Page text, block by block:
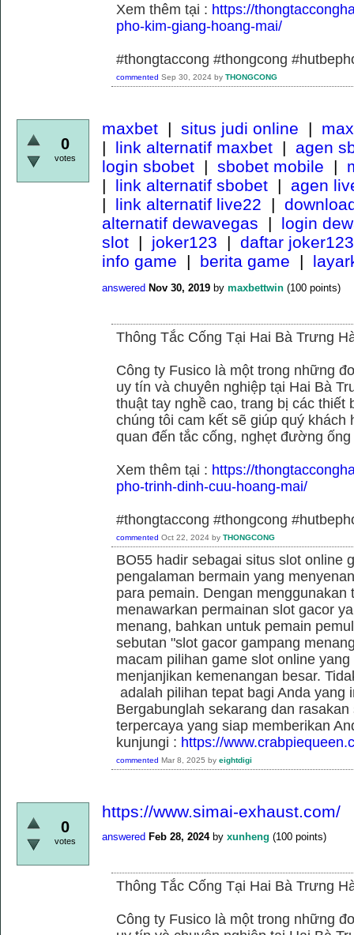
Xem thêm tại : https://
pho-kim-giang-hoang-mai/
#thongtaccong #thongcong
commented Sep 30, 2024 by THONGCONG
0
votes
maxbet | situs judi online |
| link alternatif maxbet | agen
login sbobet | sbobet mobile |
| link alternatif sbobet | agen
| link alternatif live22 |
alternatif dewavegas | login
slot | joker123 | daftar joker123
info game | berita game |
answered Nov 30, 2019 by maxbettwin (100 points)
Thông Tắc Cống Tại Hai Bà Trưng
Công ty Fusico là một trong những
uy tín và chuyên nghiệp tại Hai Bà
thuật tay nghề cao, trang bị các thiết
chúng tôi cam kết sẽ giúp quý
quan đến tắc cống, nghẹt đường
Xem thêm tại : https://
pho-trinh-dinh-cuu-hoang-mai/
#thongtaccong #thongcong
commented Oct 22, 2024 by THONGCONG
BO55 hadir sebagai situs slot online
pengalaman bermain yang
para pemain. Dengan menggunakan
menawarkan permainan slot gacor
menang, bahkan untuk pemain
sebutan "slot gacor gampang
macam pilihan game slot online
menjanjikan kemenangan besar.
adalah pilihan tepat bagi Anda yang
Bergabunglah sekarang dan
terpercaya yang siap memberikan
kunjungi : https://
commented Mar 8, 2025 by eightdigi
0
votes
https://www.simai-exhaust.com/
answered Feb 28, 2024 by xunheng (100 points)
Thông Tắc Cống Tại Hai Bà Trưng
Công ty Fusico là một trong những